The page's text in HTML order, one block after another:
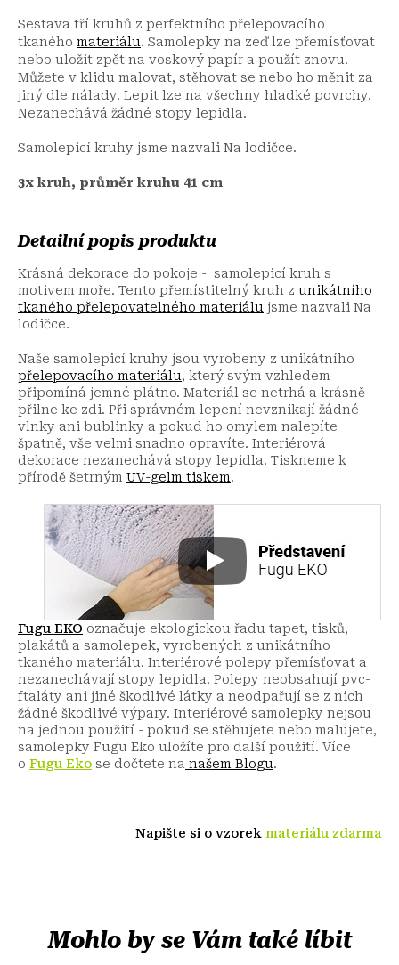
Sestava tří kruhů z perfektního přelepovacího
tkaného materiálu. Samolepky na zeď lze přemísťovat
nebo uložit zpět na voskový papír a použít znovu.
Můžete v klidu malovat, stěhovat se nebo ho měnit za
jiný dle nálady. Lepit lze na všechny hladké povrchy.
Nezanechává žádné stopy lepidla.
Samolepicí kruhy jsme nazvali Na lodičce.
3x kruh, průměr kruhu 41 cm
Detailní popis produktu
Krásná dekorace do pokoje - samolepicí kruh s
motivem moře. Tento přemístitelný kruh z unikátního
tkaného přelepovatelného materiálu jsme nazvali Na
lodičce.
Naše samolepicí kruhy jsou vyrobeny z unikátního
přelepovacího materiálu, který svým vzhledem
připomíná jemné plátno. Materiál se netrhá a krásně
přilne ke zdi. Při správném lepení nevznikají žádné
vlnky ani bublinky a pokud ho omylem nalepíte
špatně, vše velmi snadno opravíte. Interiérová
dekorace nezanechává stopy lepidla. Tiskneme k
přírodě šetrným UV-gelm tiskem.
Fugu EKO označuje ekologickou řadu tapet, tisků,
plakátů a samolepek, vyrobených z unikátního
tkaného materiálu. Interiérové polepy přemísťovat a
nezanechávají stopy lepidla. Polepy neobsahují pvc-
ftaláty ani jiné škodlivé látky a neodpařují se z nich
žádné škodlivé výpary. Interiérové samolepky nejsou
na jednou použití - pokud se stěhujete nebo malujete,
samolepky Fugu Eko uložíte pro další použití. Více
o Fugu Eko se dočtete na našem Blogu.
Napište si o vzorek materiálu zdarma